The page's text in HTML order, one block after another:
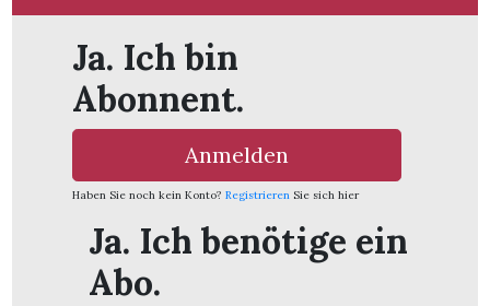
Ja. Ich bin
Abonnent.
Anmelden
Haben Sie noch kein Konto? Registrieren Sie sich hier
Ja. Ich benötige ein
Abo.